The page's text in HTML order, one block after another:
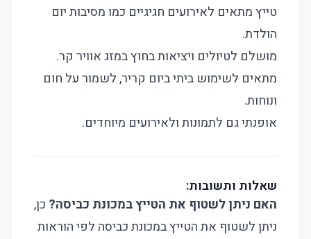
טייץ מתאים לאירועים חגיגיים כמו מסיבות יום
הולדת.
מושלם לטיולים ויציאות בחוץ במזג אוויר קר.
מתאים לשימוש ביתי ביום קריר, לשמור על חום
ונוחות.
אופנתי גם לתמונות ולאירועים מיוחדים.
שאלות ותשובות:
האם ניתן לשטוף את הטייץ במכונת כביסה? כן,
ניתן לשטוף את הטייץ במכונת כביסה לפי הוראות